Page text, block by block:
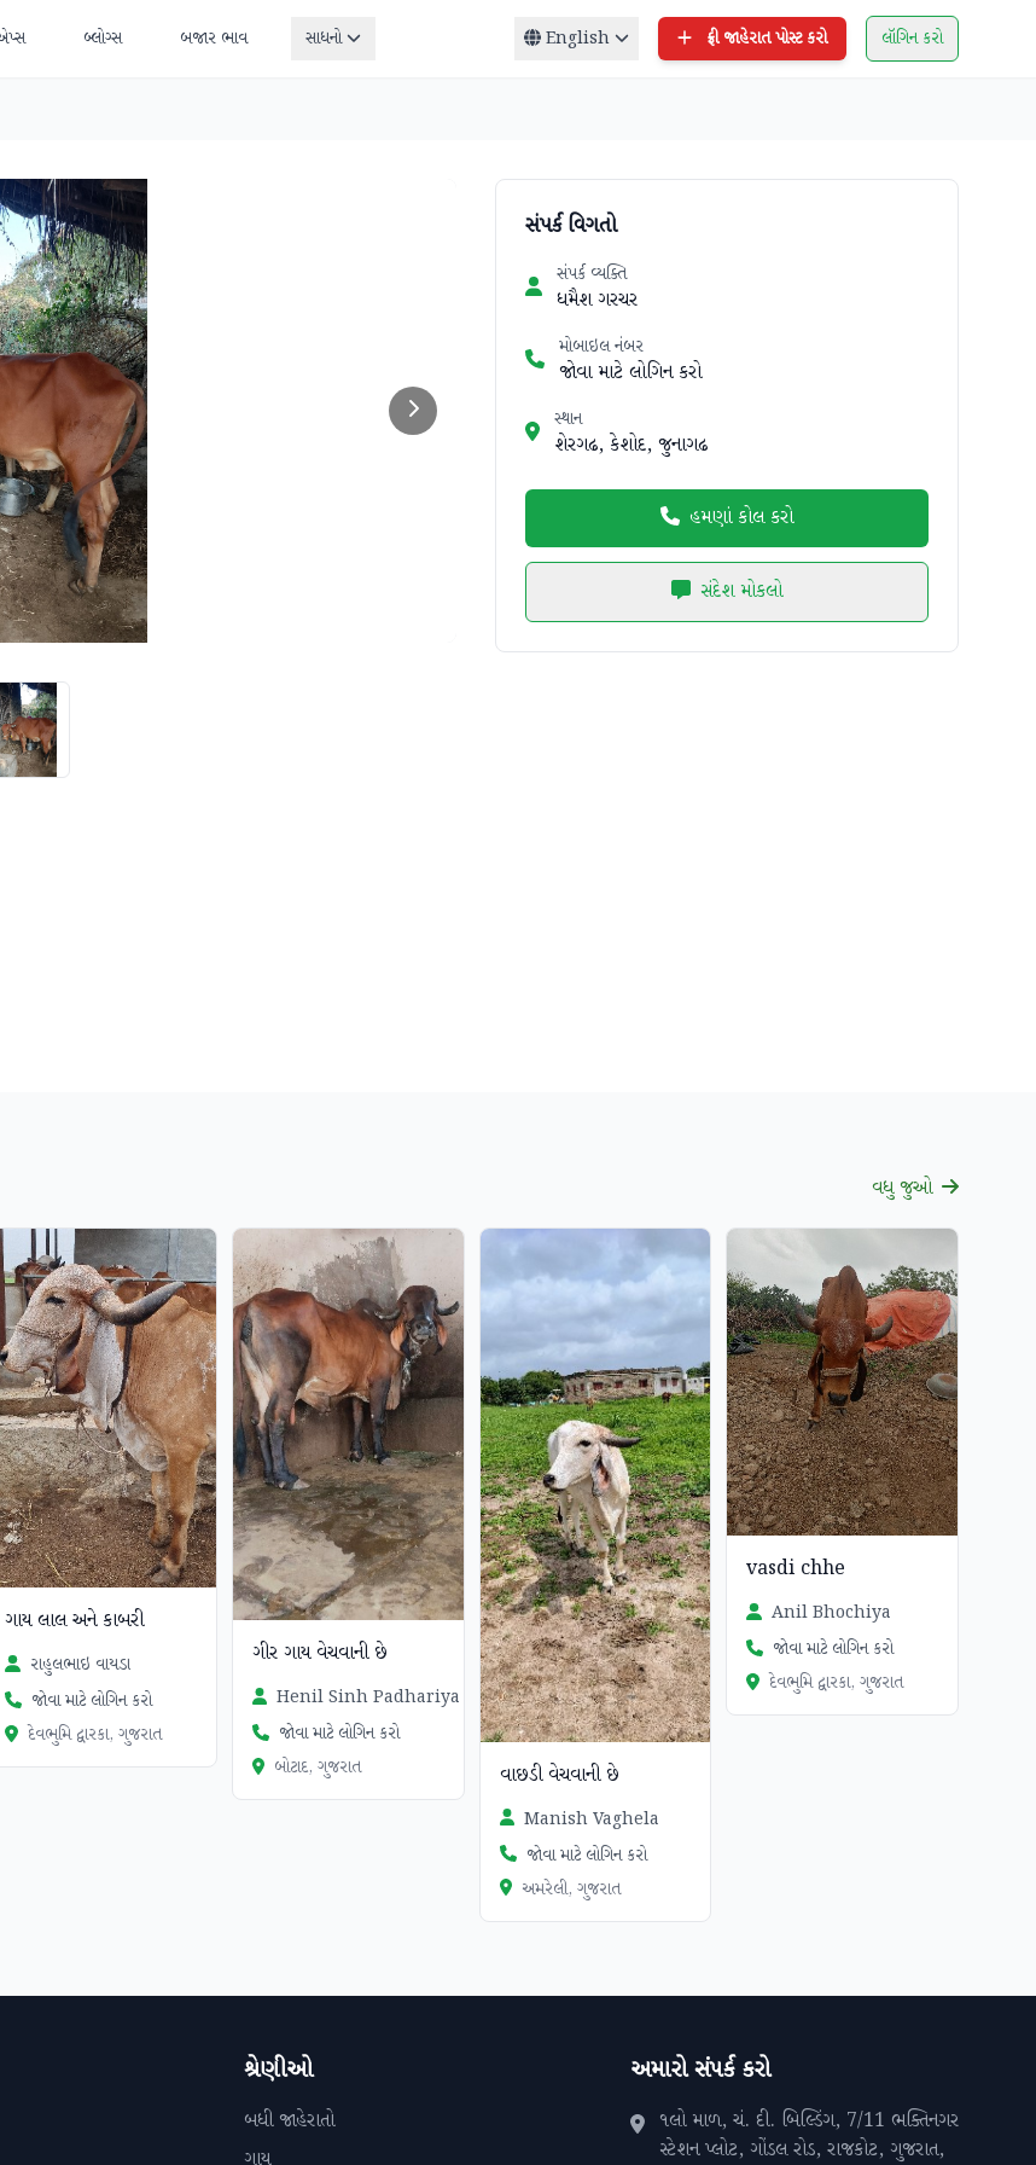
બ્લોગ્સ બજાર ભાવ સાધનો English ફ્રી જાહેરાત પોસ્ટ કરો લૉગિન કરો
સંપર્ક વિગતો
સંપર્ક વ્યક્તિ
ધમૈશ ગરચર
મોબાઇલ નંબર
જોવા માટે લોગિન કરો
સ્થાન
શેરગઢ, કેશોદ, જુનાગઢ
હમણાં કોલ કરો
સંદેશ મોકલો
વધુ જુઓ
ગાય લાલ અને કાબરી
રાહુલભાઇ વાયડા
જોવા માટે લોગિન કરો
દેવભુમિ દ્વારકા, ગુજરાત
ગીર ગાય વેચવાની છે
Henil Sinh Padhariya
જોવા માટે લોગિન કરો
બોટાદ, ગુજરાત
વાછડી વેચવાની છે
Manish Vaghela
જોવા માટે લોગિન કરો
અમરેલી, ગુજરાત
vasdi chhe
Anil Bhochiya
જોવા માટે લોગિન કરો
દેવભુમિ દ્વારકા, ગુજરાત
શ્રેણીઓ
બધી જાહેરાતો
ગાય
અમારો સંપર્ક કરો
૧લો માળ, ચં. દી. બિલ્ડિંગ, 7/11 ભક્તિનગર
સ્ટેશન પ્લોટ, ગોંડલ રોડ, રાજકોટ, ગુજરાત,